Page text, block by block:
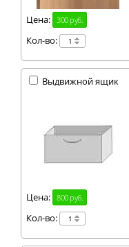
Цена: 300 руб.
Кол-во:
Выдвижной ящик
Цена: 800 руб.
Кол-во: